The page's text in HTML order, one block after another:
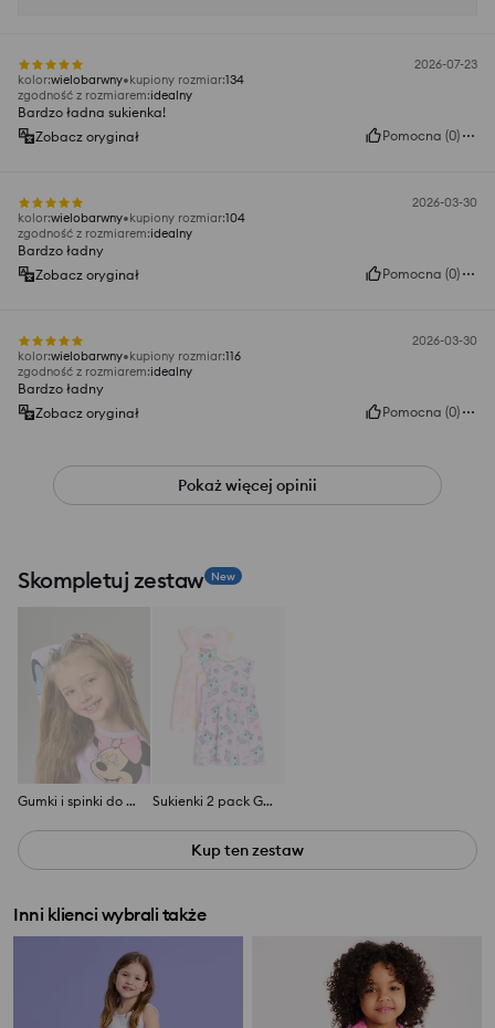
2026-07-23
kolor:wielobarwny kupiony rozmiar:134
zgodność z rozmiarem:idealny
Bardzo ładna sukienka!
Zobacz oryginał
Pomocna (0)
2026-03-30
kolor:wielobarwny kupiony rozmiar:104
zgodność z rozmiarem:idealny
Bardzo ładny
Zobacz oryginał
Pomocna (0)
2026-03-30
kolor:wielobarwny kupiony rozmiar:116
zgodność z rozmiarem:idealny
Bardzo ładny
Zobacz oryginał
Pomocna (0)
Pokaż więcej opinii
Skompletuj zestaw New
Gumki i spinki do włosów Sukienki 2 pack Gabby's Dollhouse
Kup ten zestaw
Inni klienci wybrali także